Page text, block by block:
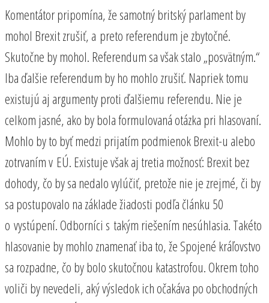
Komentátor pripomína, že samotný britský parlament by
mohol Brexit zrušiť, a preto referendum je zbytočné.
Skutočne by mohol. Referendum sa však stalo „posvätným.“
Iba ďalšie referendum by ho mohlo zrušiť. Napriek tomu
existujú aj argumenty proti ďalšiemu referendu. Nie je
celkom jasné, ako by bola formulovaná otázka pri hlasovaní.
Mohlo by to byť medzi prijatím podmienok Brexit-u alebo
zotrvaním v EÚ. Existuje však aj tretia možnosť: Brexit bez
dohody, čo by sa nedalo vylúčiť, pretože nie je zrejmé, či by
sa postupovalo na základe žiadosti podľa článku 50
o vystúpení. Odborníci s takým riešením nesúhlasia. Takéto
hlasovanie by mohlo znamenať iba to, že Spojené kráľovstvo
sa rozpadne, čo by bolo skutočnou katastrofou. Okrem toho
voliči by nevedeli, aký výsledok ich očakáva po obchodných